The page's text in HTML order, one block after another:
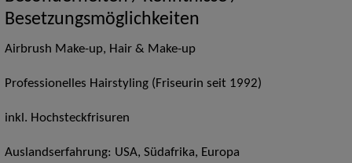
Besetzungsmöglichkeiten
Airbrush Make-up, Hair & Make-up
Professionelles Hairstyling (Friseurin seit 1992)
inkl. Hochsteckfrisuren
Auslandserfahrung: USA, Südafrika, Europa